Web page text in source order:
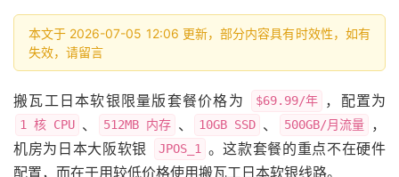
本文于 2026-07-05 12:06 更新，部分内容具有时效性，如有
失效，请留言
搬瓦工日本软银限量版套餐价格为 $69.99/年 ，配置为
1 核 CPU 、 512MB 内存 、 10GB SSD 、 500GB/月流量
，
机房为日本大阪软银
JPOS_1
。这款套餐的重点不在硬件
配置，而在于用较低价格使用搬瓦工日本软银线路。